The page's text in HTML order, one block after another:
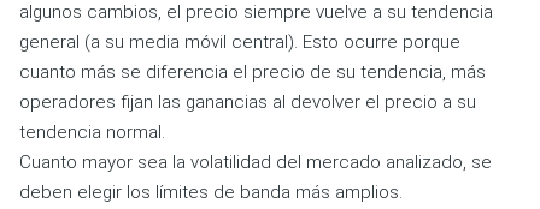
algunos cambios, el precio siempre vuelve a su tendencia
general (a su media móvil central). Esto ocurre porque
cuanto más se diferencia el precio de su tendencia, más
operadores fijan las ganancias al devolver el precio a su
tendencia normal.
Cuanto mayor sea la volatilidad del mercado analizado, se
deben elegir los límites de banda más amplios.